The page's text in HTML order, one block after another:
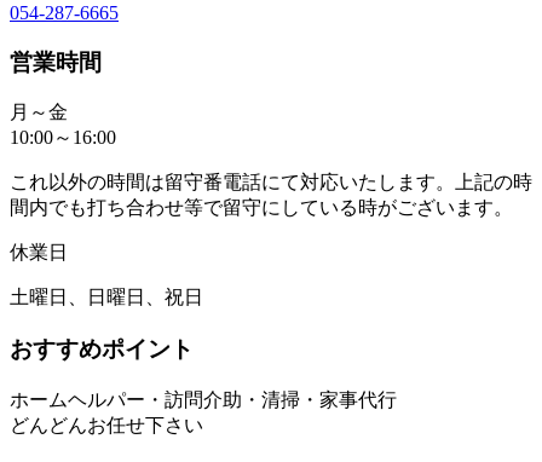
054-287-6665
営業時間
月～金
10:00～16:00
これ以外の時間は留守番電話にて対応いたします。上記の時
間内でも打ち合わせ等で留守にしている時がございます。
休業日
土曜日、日曜日、祝日
おすすめポイント
ホームヘルパー・訪問介助・清掃・家事代行
どんどんお任せ下さい